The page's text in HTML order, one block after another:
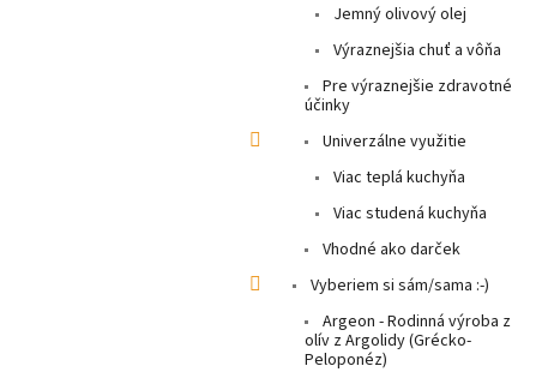
Jemný olivový olej
Výraznejšia chuť a vôňa
Pre výraznejšie zdravotné
účinky
Univerzálne využitie
Viac teplá kuchyňa
Viac studená kuchyňa
Vhodné ako darček
Vyberiem si sám/sama :-)
Argeon - Rodinná výroba z
olív z Argolidy (Grécko-
Peloponéz)